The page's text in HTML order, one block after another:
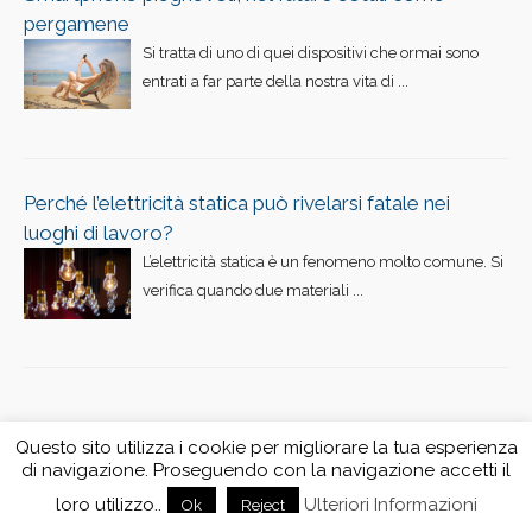
pergamene
Si tratta di uno di quei dispositivi che ormai sono
entrati a far parte della nostra vita di ...
Perché l’elettricità statica può rivelarsi fatale nei
luoghi di lavoro?
L’elettricità statica è un fenomeno molto comune. Si
verifica quando due materiali ...
Powered by FrozenFrogs | © Copyright FrozenFrogs. All rights
Questo sito utilizza i cookie per migliorare la tua esperienza
di navigazione. Proseguendo con la navigazione accetti il
loro utilizzo..
Ok Reject Ulteriori Informazioni